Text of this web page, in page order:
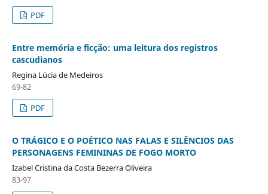
PDF
Entre memória e ficção: uma leitura dos registros
cascudianos
Regina Lúcia de Medeiros
69-82
PDF
O TRÁGICO E O POÉTICO NAS FALAS E SILÊNCIOS DAS
PERSONAGENS FEMININAS DE FOGO MORTO
Izabel Cristina da Costa Bezerra Oliveira
83-97